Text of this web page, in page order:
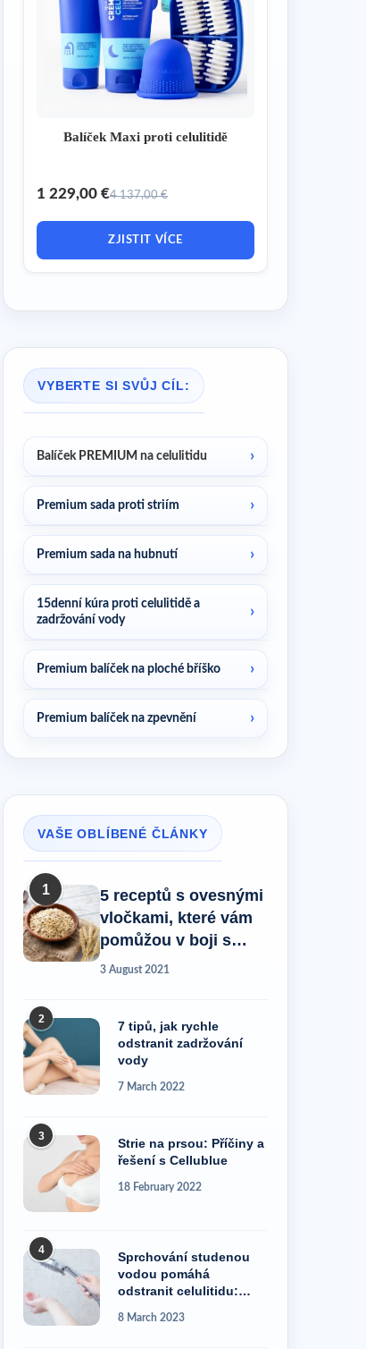
Balíček Maxi proti celulitidě
1 229,00 €4 137,00 €
ZJISTIT VÍCE
VYBERTE SI SVŮJ CÍL:
Balíček PREMIUM na celulitidu
Premium sada proti striím
Premium sada na hubnutí
15denní kúra proti celulitidě a
zadržování vody
Premium balíček na ploché bříško
Premium balíček na zpevnění
VAŠE OBLÍBENÉ ČLÁNKY
1
5 receptů s ovesnými
vločkami, které vám
pomůžou v boji s
celulitidou!
3 August 2021
2
7 tipů, jak rychle
odstranit zadržování
vody
7 March 2022
3
Strie na prsou: Příčiny a
řešení s Cellublue
18 February 2022
4
Sprchování studenou
vodou pomáhá
odstranit celulitidu:
8 March 2023